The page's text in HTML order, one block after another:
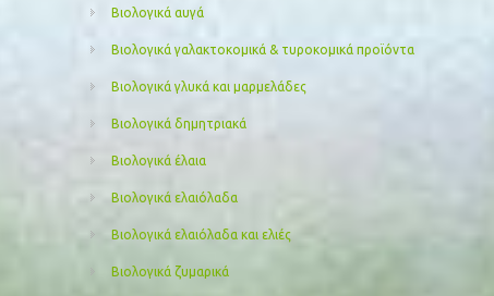
Βιολογικά αυγά
Βιολογικά γαλακτοκομικά & τυροκομικά προϊόντα
Βιολογικά γλυκά και μαρμελάδες
Βιολογικά δημητριακά
Βιολογικά έλαια
Βιολογικά ελαιόλαδα
Βιολογικά ελαιόλαδα και ελιές
Βιολογικά ζυμαρικά